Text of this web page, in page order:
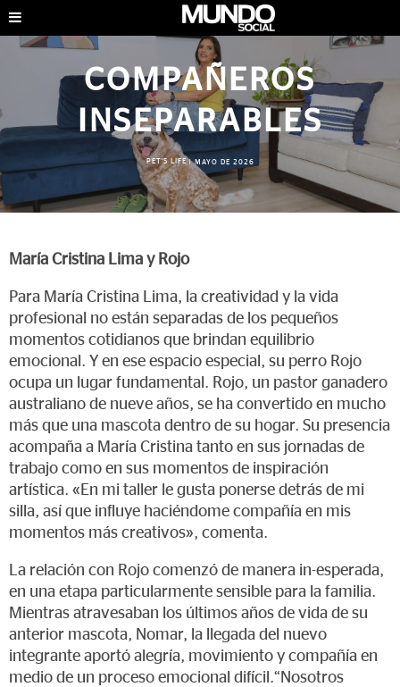
COMPAÑEROS
INSEPARABLES
PET'S LIFE|MAYO DE 2026
María Cristina Lima y Rojo
Para María Cristina Lima, la creatividad y la vida
profesional no están separadas de los pequeños
momentos cotidianos que brindan equilibrio
emocional. Y en ese espacio especial, su perro Rojo
ocupa un lugar fundamental. Rojo, un pastor ganadero
australiano de nueve años, se ha convertido en mucho
más que una mascota dentro de su hogar. Su presencia
acompaña a María Cristina tanto en sus jornadas de
trabajo como en sus momentos de inspiración
artística. «En mi taller le gusta ponerse detrás de mi
silla, así que influye haciéndome compañía en mis
momentos más creativos», comenta.
La relación con Rojo comenzó de manera in-esperada,
en una etapa particularmente sensible para la familia.
Mientras atravesaban los últimos años de vida de su
anterior mascota, Nomar, la llegada del nuevo
integrante aportó alegría, movimiento y compañía en
medio de un proceso emocional difícil.“Nosotros